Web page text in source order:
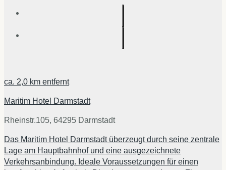
ca. 2,0 km entfernt
Maritim Hotel Darmstadt
Rheinstr.105, 64295 Darmstadt
Das Maritim Hotel Darmstadt überzeugt durch seine zentrale
Lage am Hauptbahnhof und eine ausgezeichnete
Verkehrsanbindung. Ideale Voraussetzungen für einen